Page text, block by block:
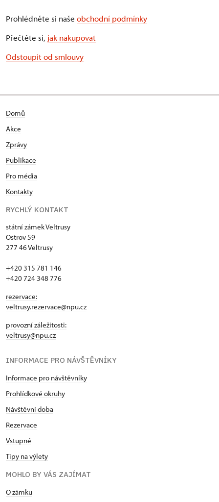
Prohlédněte si naše obchodní podmínky
Přečtěte si, jak nakupovat
Odstoupit od smlouvy
Domů
Akce
Zprávy
Publikace
Pro média
Kontakty
RYCHLÝ KONTAKT
státní zámek Veltrusy
Ostrov 59
277 46 Veltrusy
+420 315 781 146
+420 724 348 776
rezervace:
veltrusy.rezervace@npu.cz
provozní záležitosti:
veltrusy@npu.cz
INFORMACE PRO NÁVŠTĚVNÍKY
Informace pro návštěvníky
Prohlídkové okruhy
Návštěvní doba
Rezervace
Vstupné
Tipy na výlety
MOHLO BY VÁS ZAJÍMAT
O zámku